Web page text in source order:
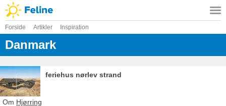
Forside Artikler Inspiration
Danmark
feriehus nørlev strand
Om Hjørring